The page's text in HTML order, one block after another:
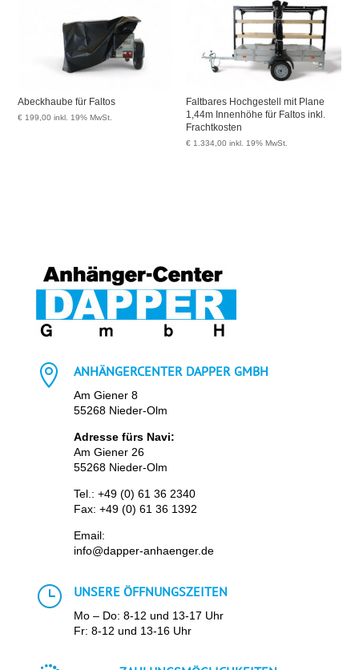
Abeckhaube für Faltos
€ 199,00 inkl. 19% MwSt.
Faltbares Hochgestell mit Plane
1,44m Innenhöhe für Faltos inkl.
Frachtkosten
€ 1.334,00 inkl. 19% MwSt.
 ANHÄNGERCENTER DAPPER GMBH
Am Giener 8
55268 Nieder-Olm
Adresse fürs Navi:
Am Giener 26
55268 Nieder-Olm
Tel.: +49 (0) 61 36 2340
Fax: +49 (0) 61 36 1392
Email:
info@dapper-anhaenger.de
} UNSERE ÖFFNUNGSZEITEN
Mo – Do: 8-12 und 13-17 Uhr
Fr: 8-12 und 13-16 Uhr